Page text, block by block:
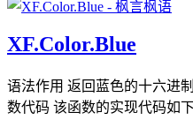
XF.Color.Blue
语法作用 返回蓝色的十六进
数代码 该函数的实现代码如